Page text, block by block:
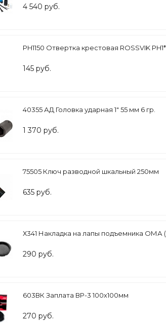
4 540 руб.
PH1150 Отвертка крестовая ROSSVIK
145 руб.
40355 АД Головка ударная 1" 55 мм 6 гр.
1 370 руб.
75505 Ключ разводной шкальный 250мм
635 руб.
Х341 Накладка на лапы подъемника ОМА
290 руб.
603ВК Заплата ВР-3 100х100мм
270 руб.